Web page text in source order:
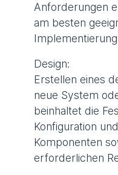
Anforderungen
am besten
Design:
Erstellen eines
neue System
beinhaltet die
Konfiguration
Komponenten
erforderlichen